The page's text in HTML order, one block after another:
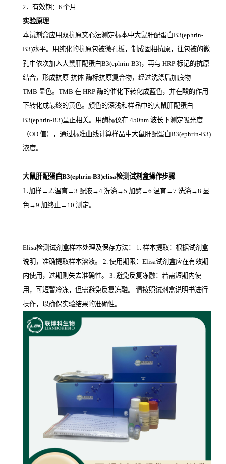
2．有效期： 6 个月
实验原理
本试剂盒应用双抗原夹心法测定标本中大鼠肝配蛋白B3(ephrin-
B3)水平。用纯化的抗原包被微孔板，制成固相抗原，往包被的微
孔中依次加入大鼠肝配蛋白B3(ephrin-B3)，再与 HRP 标记的抗原
结合，形成抗原-抗体-酶标抗原复合物，经过洗涤后加底物
TMB 显色。 TMB 在 HRP 酶的催化下转化成蓝色，并在酸的作用
下转化成最终的黄色。颜色的深浅和样品中的大鼠肝配蛋白
B3(ephrin-B3)呈正相关。用酶标仪在 450nm 波长下测定吸光度
（OD 值），通过标准曲线计算样品中大鼠肝配蛋白B3(ephrin-B3)
浓度。
大鼠肝配蛋白B3(ephrin-B3)elisa检测试剂盒操作步骤
1.加样→ 2.温育→3.配液→4.洗涤→5.加酶→6.温育→7.洗涤→8.显
色→9.加终止→10.测定。
Elisa检测试剂盒样本处理及保存方法： 1. 样本提取：根据试剂盒
说明，准确提取样本溶液。 2. 使用期限：Elisa试剂盒应在有效期
内使用，过期则失去准确性。 3. 避免反复冻融：若需短期内使
用，可短暂冷冻，但需避免反复冻融。 请按照试剂盒说明书进行
操作，以确保实验结果的准确性。